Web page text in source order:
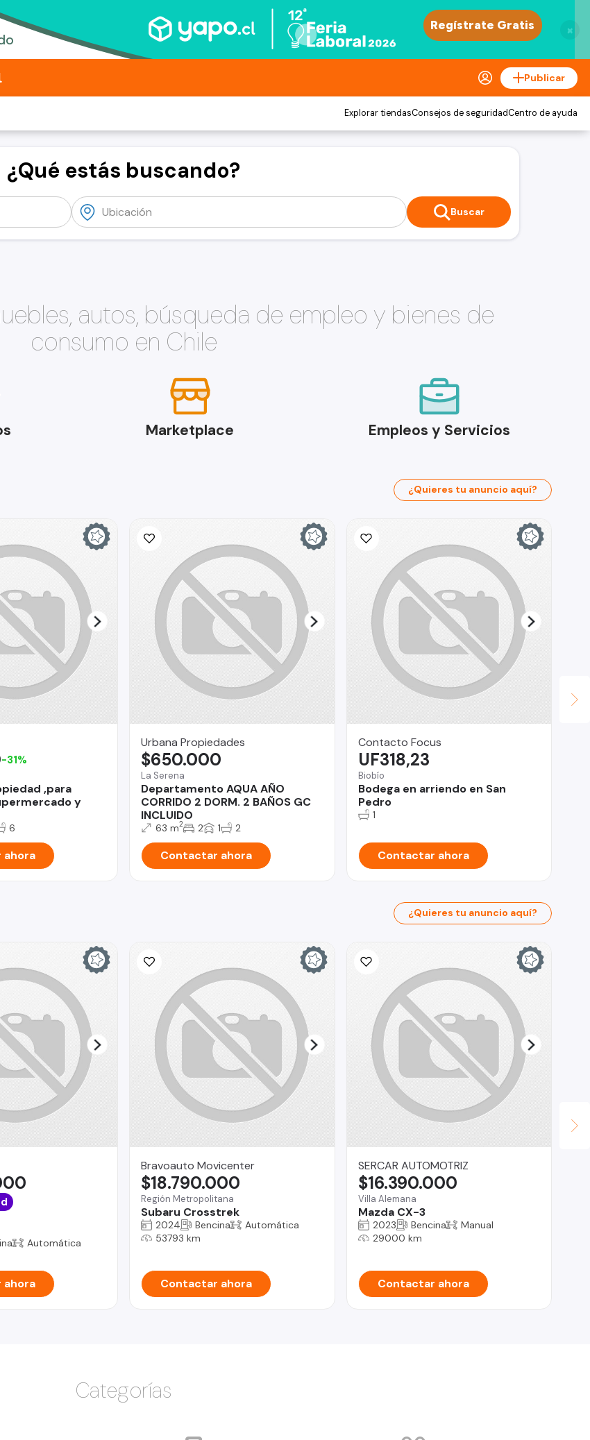
×
Publicar
Explorar tiendasConsejos de seguridadCentro de ayuda
¿Qué estás buscando?
Buscar
autos, búsqueda de empleo y bienes de
consumo en Chile
Marketplace Empleos y Servicios
¿Quieres tu anuncio aquí?
,para
y
-31%
6
Urbana Propiedades
La Serena
Departamento AQUA AÑO
CORRIDO 2 DORM. 2 BAÑOS GC
INCLUIDO
$650.000
63 m2 2 1 2
Contactar ahora
Contacto Focus
Biobío
Bodega en arriendo en San
Pedro
UF318,23
1
Contactar ahora
¿Quieres tu anuncio aquí?
Automática
Bravoauto Movicenter
Región Metropolitana
Subaru Crosstrek
$18.790.000
2024 Bencina
Automática
53793 km
Contactar ahora
SERCAR AUTOMOTRIZ
Villa Alemana
Mazda CX-3
$16.390.000
2023 Bencina
Manual
29000 km
Contactar ahora
Categorías